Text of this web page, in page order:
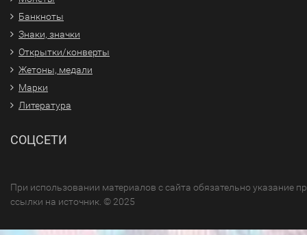
Банкноты
Знаки, значки
Открытки/конверты
Жетоны, медали
Марки
Литература
СОЦСЕТИ
При использовании материалов с сайта обязательно указание
ссылки на источник. © 2025